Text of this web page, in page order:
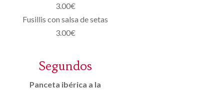
3.00€
Fusillis con salsa de setas
3.00€
Segundos
Panceta ibérica a la